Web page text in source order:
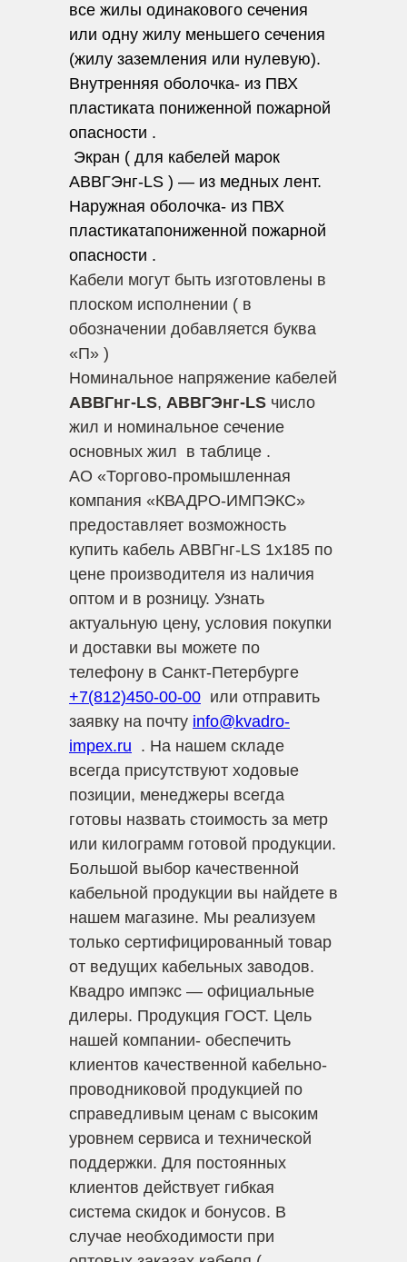
все жилы одинакового сечения
или одну жилу меньшего сечения
(жилу заземления или нулевую).
Внутренняя оболочка- из ПВХ
пластиката пониженной пожарной
опасности .
Экран ( для кабелей марок
АВВГЭнг-LS ) — из медных лент.
Наружная оболочка- из ПВХ
пластикатапониженной пожарной
опасности .
Кабели могут быть изготовлены в
плоском исполнении ( в
обозначении добавляется буква
«П» )
Номинальное напряжение кабелей
АВВГнг-LS, АВВГЭнг-LS число
жил и номинальное сечение
основных жил в таблице .
АО «Торгово-промышленная
компания «КВАДРО-ИМПЭКС»
предоставляет возможность
купить кабель АВВГнг-LS 1х185 по
цене производителя из наличия
оптом и в розницу. Узнать
актуальную цену, условия покупки
и доставки вы можете по
телефону в Санкт-Петербурге
+7(812)450-00-00 или отправить
заявку на почту info@kvadro-
impex.ru . На нашем складе
всегда присутствуют ходовые
позиции, менеджеры всегда
готовы назвать стоимость за метр
или килограмм готовой продукции.
Большой выбор качественной
кабельной продукции вы найдете в
нашем магазине. Мы реализуем
только сертифицированный товар
от ведущих кабельных заводов.
Квадро импэкс — официальные
дилеры. Продукция ГОСТ. Цель
нашей компании- обеспечить
клиентов качественной кабельно-
проводниковой продукцией по
справедливым ценам с высоким
уровнем сервиса и технической
поддержки. Для постоянных
клиентов действует гибкая
система скидок и бонусов. В
случае необходимости при